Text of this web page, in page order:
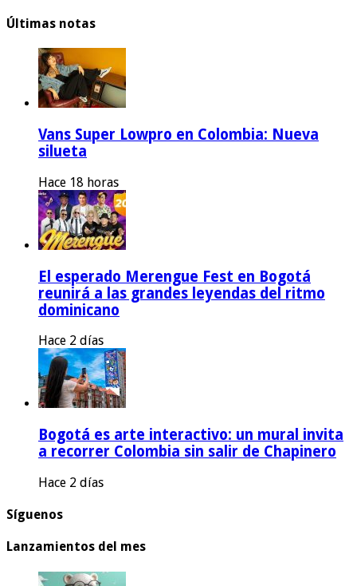
Últimas notas
Vans Super Lowpro en Colombia: Nueva
silueta
Hace 18 horas
El esperado Merengue Fest en Bogotá
reunirá a las grandes leyendas del ritmo
dominicano
Hace 2 días
Bogotá es arte interactivo: un mural invita
a recorrer Colombia sin salir de Chapinero
Hace 2 días
Síguenos
Lanzamientos del mes